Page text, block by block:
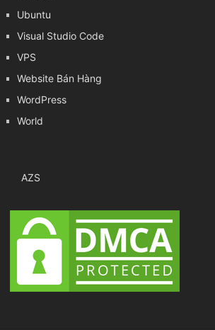
Ubuntu
Visual Studio Code
VPS
Website Bán Hàng
WordPress
World
AZS